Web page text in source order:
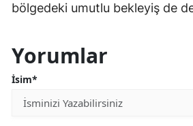
bölgedeki umutlu bekleyiş de
Yorumlar
İsim*